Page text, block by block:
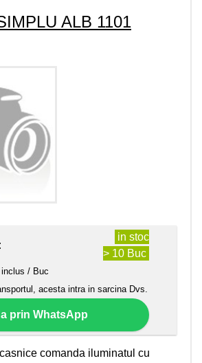
ALB 1101
in stoc
> 10 Buc
/ Buc
acesta intra in sarcina Dvs.
prin WhatsApp
comanda iluminatul cu